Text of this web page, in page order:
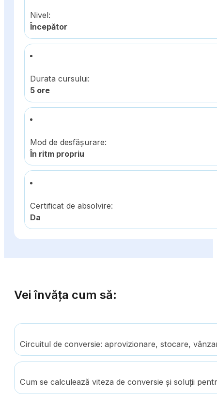
Nivel:
Începător
Durata cursului:
5 ore
Mod de desfășurare:
În ritm propriu
Certificat de absolvire:
Da
Vei învăța cum să:
Circuitul de conversie: aprovizionare, stocare,
Cum se calculează viteza de conversie și soluții